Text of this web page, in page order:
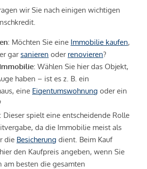
wir Sie nach einigen wichtigen
: Möchten Sie eine Immobilie kaufen,
garsanieren oder renovieren?
: Wählen Sie hier das Objekt,
haben – ist es z. B. ein
eine Eigentumswohnung oder ein
: Dieser spielt eine entscheidende Rolle
da die Immobilie meist als
die Besicherung dient. Beim Kauf
den Kaufpreis angeben, wenn Sie
am besten die gesamten